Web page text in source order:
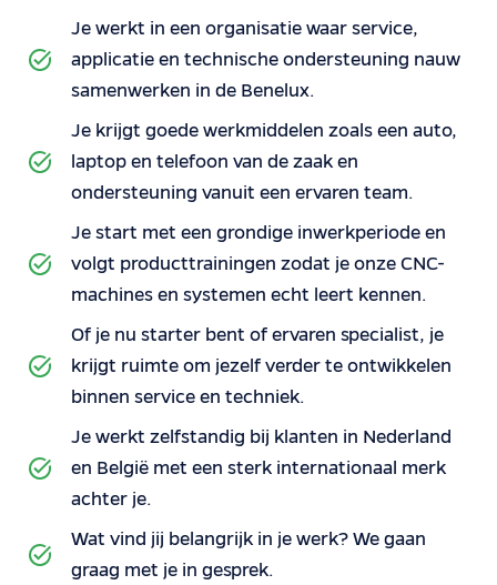
Je werkt in een organisatie waar service,
applicatie en technische ondersteuning nauw
samenwerken in de Benelux.
Je krijgt goede werkmiddelen zoals een auto,
laptop en telefoon van de zaak en
ondersteuning vanuit een ervaren team.
Je start met een grondige inwerkperiode en
volgt producttrainingen zodat je onze CNC-
machines en systemen echt leert kennen.
Of je nu starter bent of ervaren specialist, je
krijgt ruimte om jezelf verder te ontwikkelen
binnen service en techniek.
Je werkt zelfstandig bij klanten in Nederland
en België met een sterk internationaal merk
achter je.
Wat vind jij belangrijk in je werk? We gaan
graag met je in gesprek.